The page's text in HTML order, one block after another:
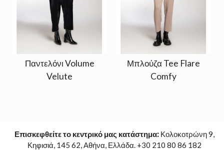
Παντελόνι Volume
Velute
Μπλούζα Tee Flare
Comfy
Επισκεφθείτε το κεντρικό μας κατάστημα: Κολοκοτρώνη 9,
Κηφισιά, 145 62, Αθήνα, Ελλάδα. +30 210 80 86 182